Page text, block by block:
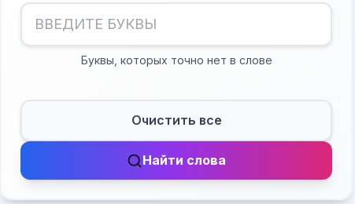
Буквы, которых точно нет в слове
Очистить все
Найти слова